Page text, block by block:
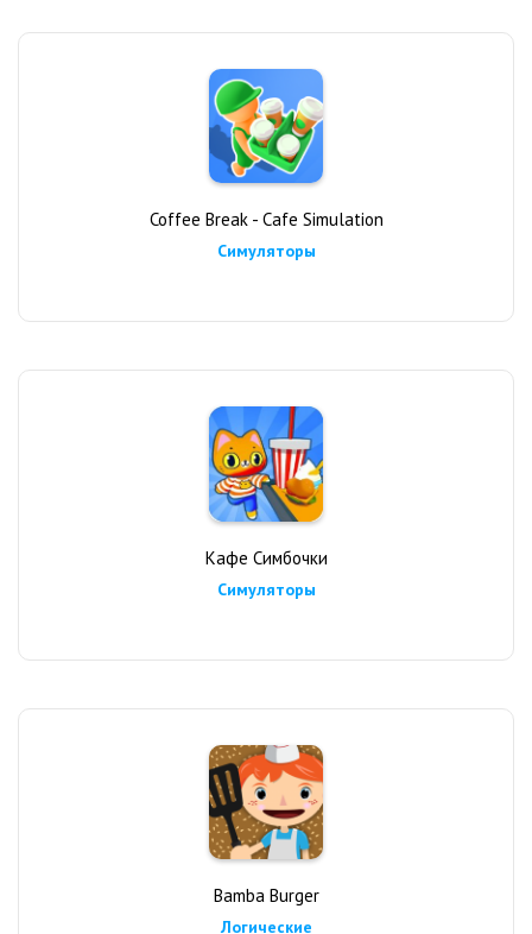
Coffee Break - Cafe Simulation
Симуляторы
Кафе Симбочки
Симуляторы
Bamba Burger
Логические